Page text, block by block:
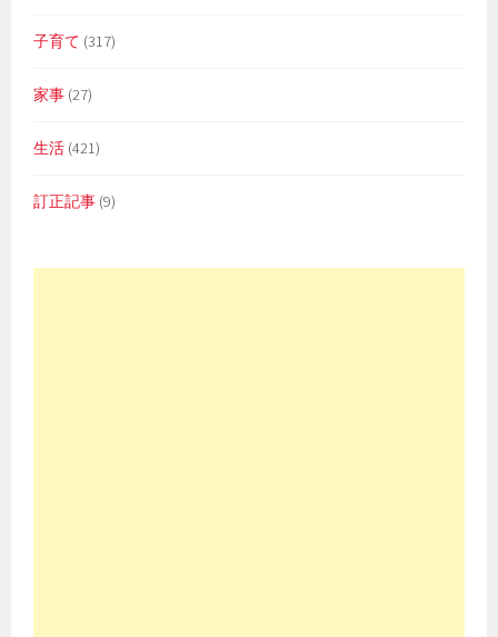
子育て (317)
家事 (27)
生活 (421)
訂正記事 (9)